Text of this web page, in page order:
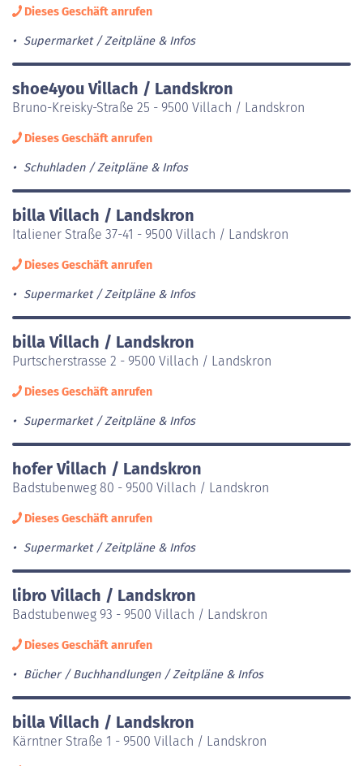
Dieses Geschäft anrufen
Supermarket Zeitpläne & Infos
shoe4you Villach / Landskron
Bruno-Kreisky-Straße 25 - 9500 Villach / Landskron
Dieses Geschäft anrufen
Schuhladen Zeitpläne & Infos
billa Villach / Landskron
Italiener Straße 37-41 - 9500 Villach / Landskron
Dieses Geschäft anrufen
Supermarket Zeitpläne & Infos
billa Villach / Landskron
Purtscherstrasse 2 - 9500 Villach / Landskron
Dieses Geschäft anrufen
Supermarket Zeitpläne & Infos
hofer Villach / Landskron
Badstubenweg 80 - 9500 Villach / Landskron
Dieses Geschäft anrufen
Supermarket Zeitpläne & Infos
libro Villach / Landskron
Badstubenweg 93 - 9500 Villach / Landskron
Dieses Geschäft anrufen
Bücher / Buchhandlungen Zeitpläne & Infos
billa Villach / Landskron
Kärntner Straße 1 - 9500 Villach / Landskron